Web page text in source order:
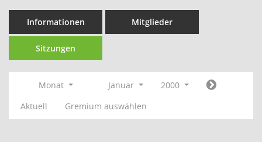
Informationen Mitglieder
Sitzungen
Monat Januar
2000
Aktuell
Gremium auswählen